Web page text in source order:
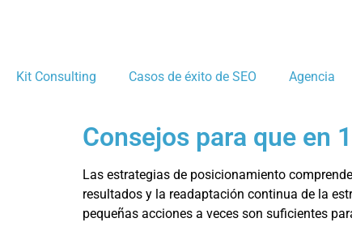
Kit Consulting Casos de éxito de SEO Agencia
Consejos para que en
Las estrategias de posicionamiento
resultados y la readaptación continua de la
pequeñas acciones a veces son suficientes